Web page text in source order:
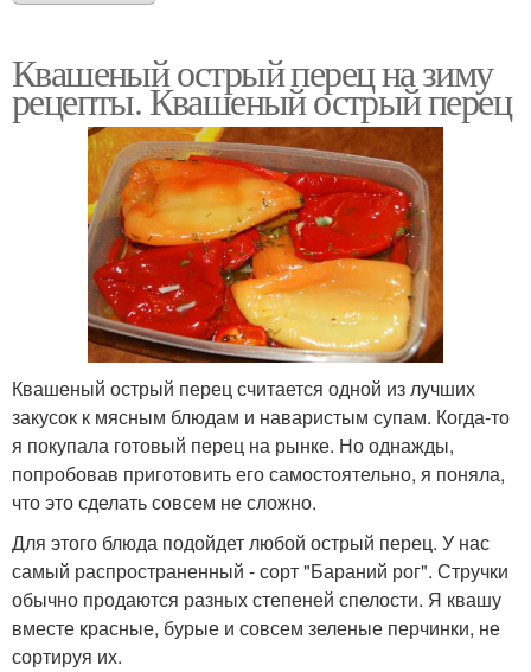
Квашеный острый перец на зиму
рецепты. Квашеный острый перец
Квашеный острый перец считается одной из лучших
закусок к мясным блюдам и наваристым супам. Когда-то
я покупала готовый перец на рынке. Но однажды,
попробовав приготовить его самостоятельно, я поняла,
что это сделать совсем не сложно.
Для этого блюда подойдет любой острый перец. У нас
самый распространенный - сорт "Бараний рог". Стручки
обычно продаются разных степеней спелости. Я квашу
вместе красные, бурые и совсем зеленые перчинки, не
сортируя их.